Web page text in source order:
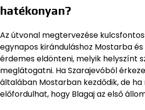
hatékonyan?
Az útvonal megtervezése
egynapos kiránduláshoz Mostarba és
érdemes eldönteni, melyik helyszínt
meglátogatni. Ha Szarajevóból
általában Mostarban kezdődik, de ha
előfordulhat, hogy Blagaj az első